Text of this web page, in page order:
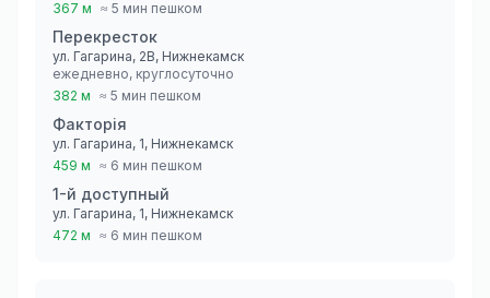
367 м ≈ 5 мин пешком
Перекресток
ул. Гагарина, 2В, Нижнекамск
ежедневно, круглосуточно
382 м ≈ 5 мин пешком
Факторiя
ул. Гагарина, 1, Нижнекамск
459 м ≈ 6 мин пешком
1-й доступный
ул. Гагарина, 1, Нижнекамск
472 м ≈ 6 мин пешком